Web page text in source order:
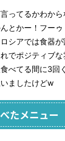
ってるかわか
とかー！フー
シアでは食器
でポジティブ
べてる間に3回
ましたけどw
たメニュー